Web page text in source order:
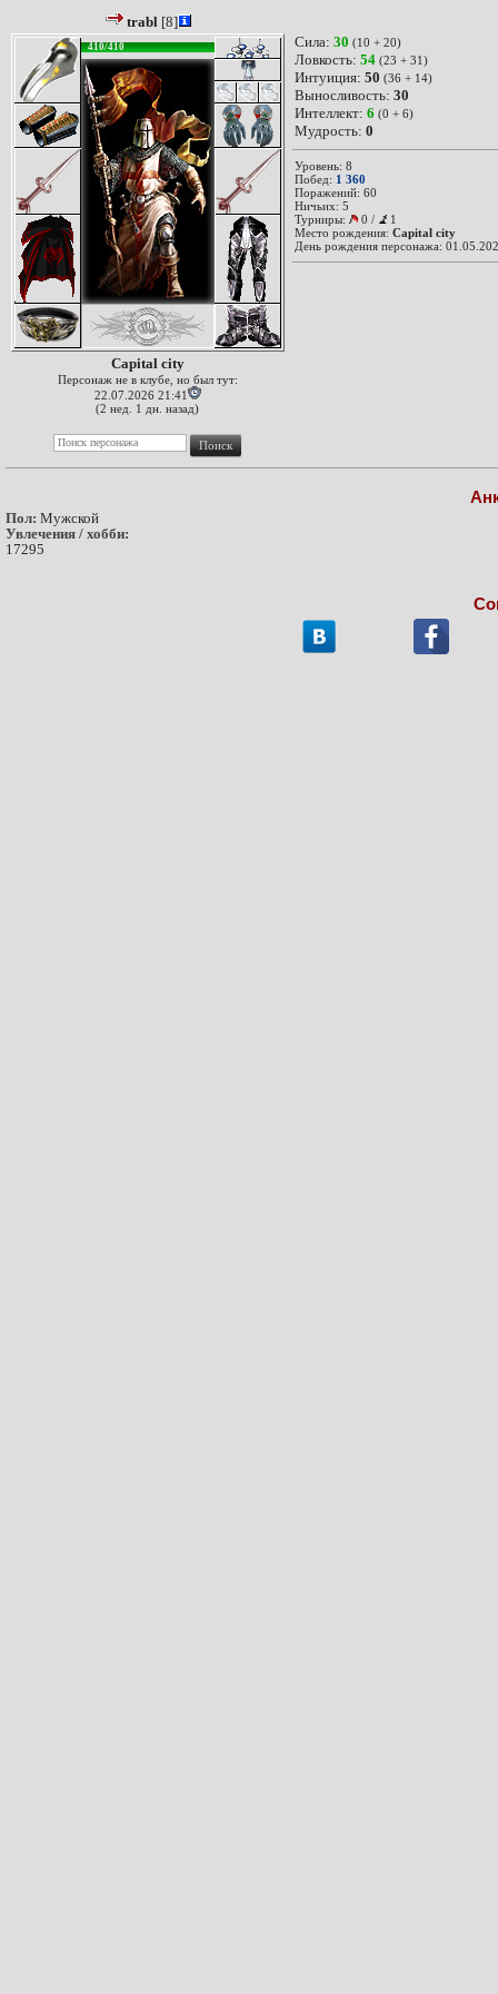
trabl[8]
410/410
Capital city
Персонаж не в клубе, но был тут:
22.07.2026 21:41
(2 нед. 1 дн. назад)
Сила: 30 (10 + 20)
Ловкость: 54 (23 + 31)
Интуиция: 50 (36 + 14)
Выносливость: 30
Интеллект: 6 (0 + 6)
Мудрость: 0
Уровень: 8
Побед: 1 360
Поражений: 60
Ничьих: 5
Турниры:
0 /
1
Место рождения: Capital city
День рождения персонажа:
Пол: Мужской
Увлечения / хобби:
17295